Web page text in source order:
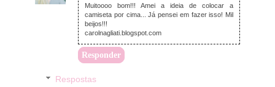
Muitoooo bom!!! Amei a ideia de colocar a
camiseta por cima... Já pensei em fazer isso! Mil
beijos!!!
carolnagliati.blogspot.com
Responder
Respostas